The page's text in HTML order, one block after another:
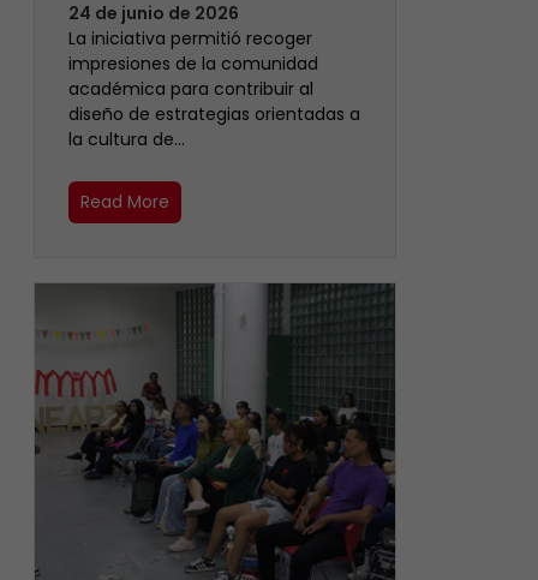
24 de junio de 2026
La iniciativa permitió recoger
impresiones de la comunidad
académica para contribuir al
diseño de estrategias orientadas a
la cultura de…
Read More